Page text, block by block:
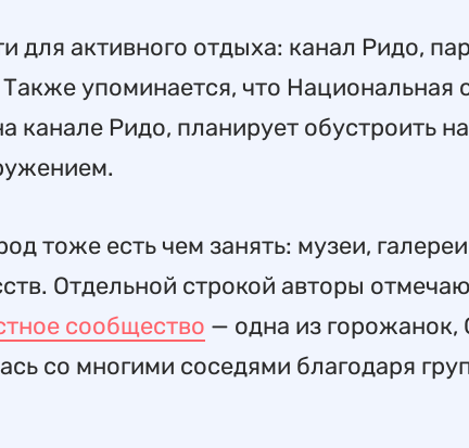
для активного отдыха: канал Ридо,
упоминается, что Национальная
канале Ридо, планирует обустроить
тоже есть чем занять: музеи,
Отдельной строкой авторы
сообщество — одна из горожанок,
со многими соседями благодаря